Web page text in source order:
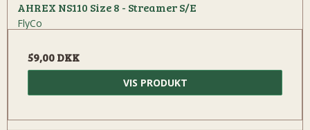
AHREX NS110 Size 8 - Streamer S/E
FlyCo
59,00 DKK
VIS PRODUKT